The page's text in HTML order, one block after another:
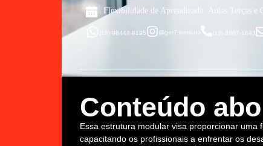
Flexibilidade de Aprendizado: Aulas Terças e
(19) 98444-8195 @get7.instituto (19) 3867-1643
Conteúdo
Essa estrutura modular visa proporcionar uma
capacitando os profissionais a enfrentar os